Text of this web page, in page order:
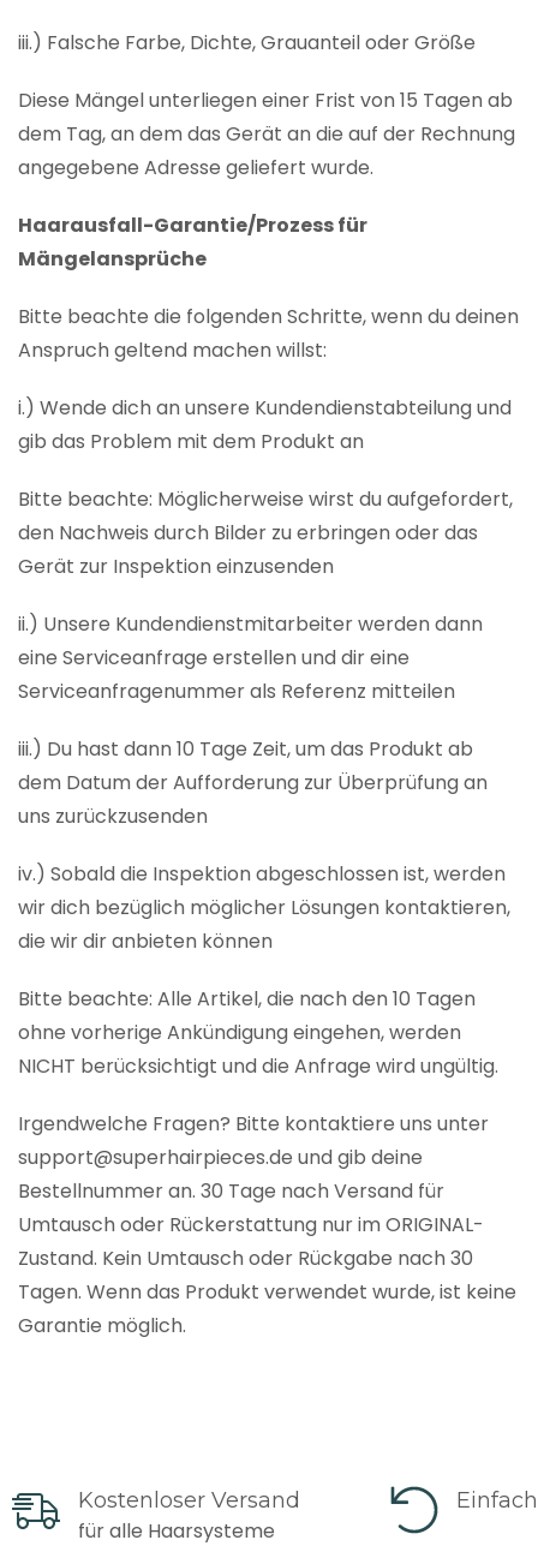
iii.) Falsche Farbe, Dichte, Grauanteil oder Größe
Diese Mängel unterliegen einer Frist von 15 Tagen ab
dem Tag, an dem das Gerät an die auf der Rechnung
angegebene Adresse geliefert wurde.
Haarausfall-Garantie/Prozess für
Mängelansprüche
Bitte beachte die folgenden Schritte, wenn du deinen
Anspruch geltend machen willst:
i.) Wende dich an unsere Kundendienstabteilung und
gib das Problem mit dem Produkt an
Bitte beachte: Möglicherweise wirst du aufgefordert,
den Nachweis durch Bilder zu erbringen oder das
Gerät zur Inspektion einzusenden
ii.) Unsere Kundendienstmitarbeiter werden dann
eine Serviceanfrage erstellen und dir eine
Serviceanfragenummer als Referenz mitteilen
iii.) Du hast dann 10 Tage Zeit, um das Produkt ab
dem Datum der Aufforderung zur Überprüfung an
uns zurückzusenden
iv.) Sobald die Inspektion abgeschlossen ist, werden
wir dich bezüglich möglicher Lösungen kontaktieren,
die wir dir anbieten können
Bitte beachte: Alle Artikel, die nach den 10 Tagen
ohne vorherige Ankündigung eingehen, werden
NICHT berücksichtigt und die Anfrage wird ungültig.
Irgendwelche Fragen? Bitte kontaktiere uns unter
support@superhairpieces.de und gib deine
Bestellnummer an. 30 Tage nach Versand für
Umtausch oder Rückerstattung nur im ORIGINAL-
Zustand. Kein Umtausch oder Rückgabe nach 30
Tagen. Wenn das Produkt verwendet wurde, ist keine
Garantie möglich.
Kostenloser Versand
für alle Haarsysteme